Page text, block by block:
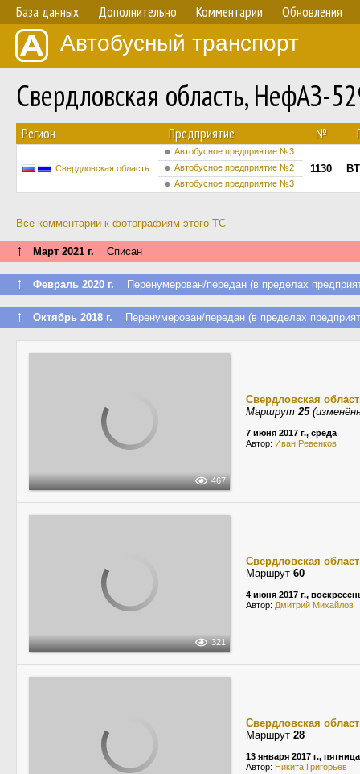
База данных Дополнительно Комментарии Обновления
Автобусный транспорт
Свердловская область, НефАЗ-
Регион Предприятие №
Свердловская область
Автобусное предприятие №3
1130
Автобусное предприятие №2
Автобусное предприятие №3
Все комментарии к фотографиям этого ТС
↑ Март 2021 г. Списан
↑ Февраль 2020 г. Перенумерован/передан (в пределах
↑ Октябрь 2018 г. Перенумерован/передан (в пределах
467
Свердловская
Маршрут25
7 июня 2017 г., среда
Автор: Иван Ревенков
321
Свердловская
Маршрут 60
4 июня 2017 г.,
Автор: Дмитрий Михайлов
Свердловская
Маршрут 28
13 января 2017 г., пятница
Автор: Никита Григорьев